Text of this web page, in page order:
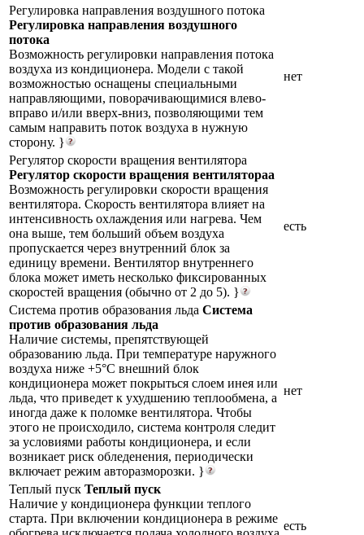
Регулировка направления воздушного потока
Регулировка направления воздушного
потока
Возможность регулировки направления потока
воздуха из кондиционера. Модели с такой
возможностью оснащены специальными
направляющими, поворачивающимися влево-
вправо и/или вверх-вниз, позволяющими тем
самым направить поток воздуха в нужную
сторону. }
нет
Регулятор скорости вращения вентилятора
Регулятор скорости вращения вентилятораа
Возможность регулировки скорости вращения
вентилятора. Скорость вентилятора влияет на
интенсивность охлаждения или нагрева. Чем
она выше, тем больший объем воздуха
пропускается через внутренний блок за
единицу времени. Вентилятор внутреннего
блока может иметь несколько фиксированных
скоростей вращения (обычно от 2 до 5). }
есть
Система против образования льда Система
против образования льда
Наличие системы, препятствующей
образованию льда. При температуре наружного
воздуха ниже +5°С внешний блок
кондиционера может покрыться слоем инея или
льда, что приведет к ухудшению теплообмена, а
иногда даже к поломке вентилятора. Чтобы
этого не происходило, система контроля следит
за условиями работы кондиционера, и если
возникает риск обледенения, периодически
включает режим авторазморозки. }
нет
Теплый пуск Теплый пуск
Наличие у кондиционера функции теплого
старта. При включении кондиционера в режиме
есть